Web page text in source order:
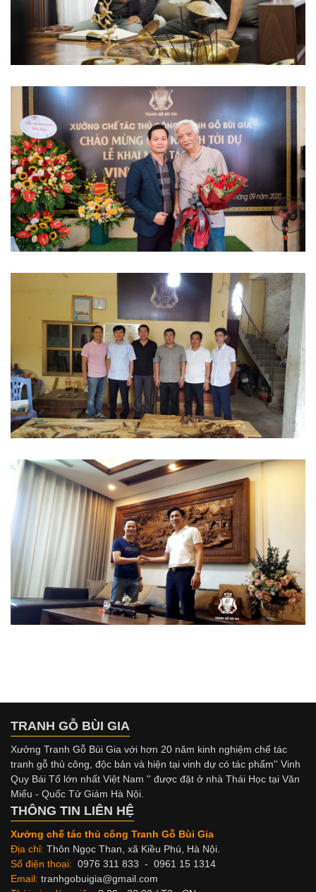
TRANH GỖ BÙI GIA
Xưởng Tranh Gỗ Bùi Gia với hơn 20 năm kinh nghiệm chế tác
tranh gỗ thủ công, độc bản và hiện tại vinh dự có tác phẩm'' Vinh
Quy Bái Tổ lớn nhất Việt Nam '' được đặt ở nhà Thái Học tại Văn
Miếu - Quốc Tử Giám Hà Nội.
THÔNG TIN LIÊN HỆ
Xưởng chế tác thủ công Tranh Gỗ Bùi Gia
Địa chỉ: Thôn Ngọc Than, xã Kiều Phú, Hà Nội.
Số điện thoại: 0976 311 833 - 0961 15 1314
Email: tranhgobuigia@gmail.com